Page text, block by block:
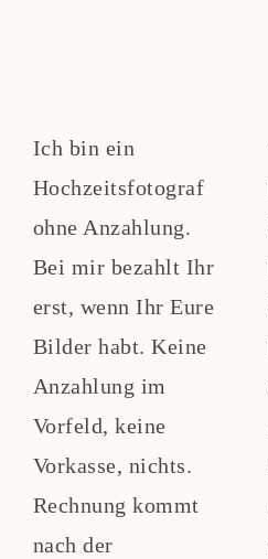
Ich bin ein
Hochzeitsfotograf
ohne Anzahlung.
Bei mir bezahlt Ihr
erst, wenn Ihr Eure
Bilder habt. Keine
Anzahlung im
Vorfeld, keine
Vorkasse, nichts.
Rechnung kommt
nach der